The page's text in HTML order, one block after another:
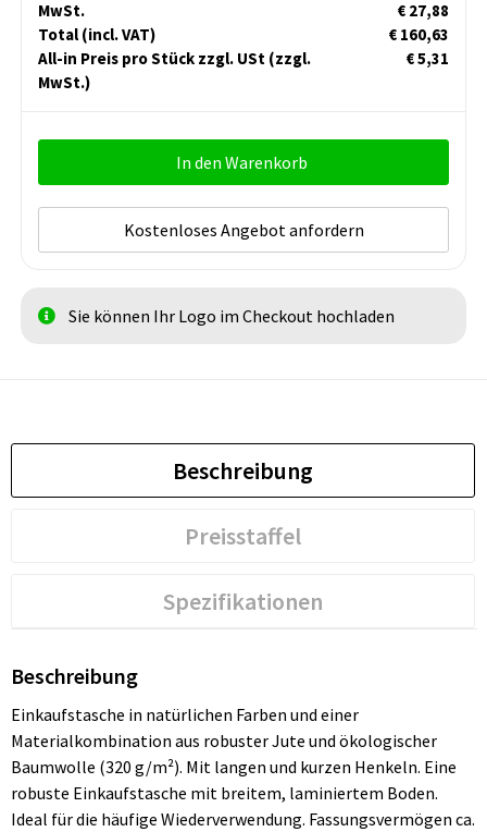
MwSt.
€ 27,88
Total (incl. VAT)
€ 160,63
All-in Preis pro Stück zzgl. USt (zzgl.
MwSt.)
€ 5,31
In den Warenkorb
Kostenloses Angebot anfordern
Sie können Ihr Logo im Checkout hochladen
Beschreibung
Preisstaffel
Spezifikationen
Beschreibung
Einkaufstasche in natürlichen Farben und einer
Materialkombination aus robuster Jute und ökologischer
Baumwolle (320 g/m²). Mit langen und kurzen Henkeln. Eine
robuste Einkaufstasche mit breitem, laminiertem Boden.
Ideal für die häufige Wiederverwendung. Fassungsvermögen ca.